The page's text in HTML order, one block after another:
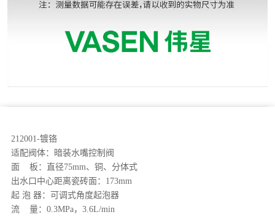
212001-镀铬
适配阀体：暗装水嘴控制阀
面 板：直径75mm、铜、分体式
出水口中心距离瓷砖面：173mm
起 泡 器：可调式角度起泡器
流 量：0.3MPa，3.6L/min